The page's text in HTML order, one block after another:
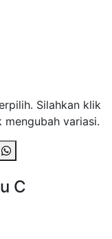
Silahkan klik
variasi.
C